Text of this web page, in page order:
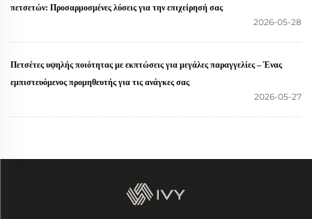
πετσετών: Προσαρμοσμένες λύσεις για την επιχείρησή σας
2026-05-28
Πετσέτες υψηλής ποιότητας με εκπτώσεις για μεγάλες παραγγελίες – Ένας
εμπιστευόμενος προμηθευτής για τις ανάγκες σας
2026-05-27